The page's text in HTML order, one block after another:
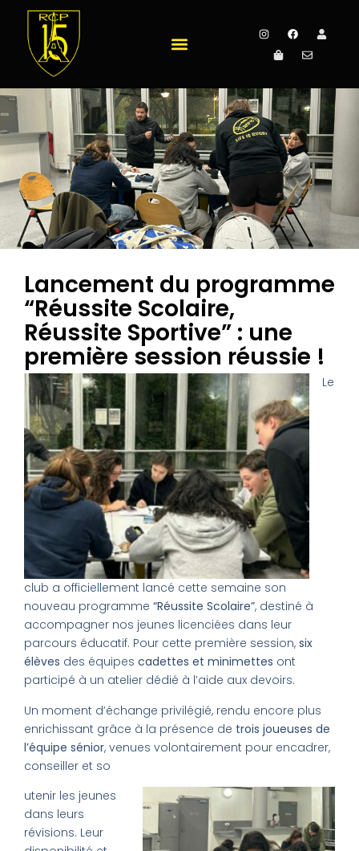
Lancement du programme
“Réussite Scolaire,
Réussite Sportive” : une
première session réussie !
Le
club a officiellement lancé cette semaine son
nouveau programme “Réussite Scolaire”, destiné à
accompagner nos jeunes licenciées dans leur
parcours éducatif. Pour cette première session, six
élèves des équipes cadettes et minimettes ont
participé à un atelier dédié à l’aide aux devoirs.
Un moment d’échange privilégié, rendu encore plus
enrichissant grâce à la présence de trois joueuses de
l’équipe sénior, venues volontairement pour encadrer,
conseiller et so
utenir les jeunes
dans leurs
révisions. Leur